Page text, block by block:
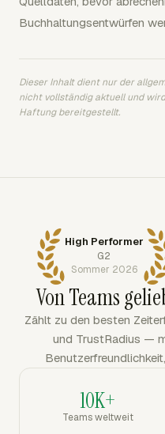
Buchhaltungsentwürfen
Dieser Inhalt dient nur der
nicht vollständig aktuell und
Haftung bereitgestellt.
High Performer
G2
Sommer 2026
Von Teams
Zählt zu den besten
und TrustRadius —
10K+
Teams weltweit